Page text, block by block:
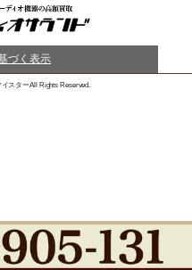
づく表示
スターAll Rights Reserved.